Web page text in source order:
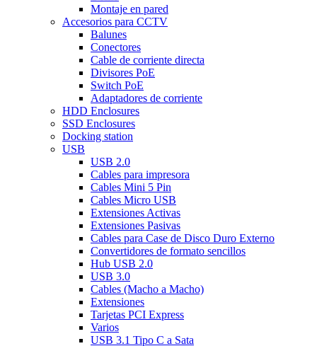
Montaje en pared
Accesorios para CCTV
Balunes
Conectores
Cable de corriente directa
Divisores PoE
Switch PoE
Adaptadores de corriente
HDD Enclosures
SSD Enclosures
Docking station
USB
USB 2.0
Cables para impresora
Cables Mini 5 Pin
Cables Micro USB
Extensiones Activas
Extensiones Pasivas
Cables para Case de Disco Duro Externo
Convertidores de formato sencillos
Hub USB 2.0
USB 3.0
Cables (Macho a Macho)
Extensiones
Tarjetas PCI Express
Varios
USB 3.1 Tipo C a Sata